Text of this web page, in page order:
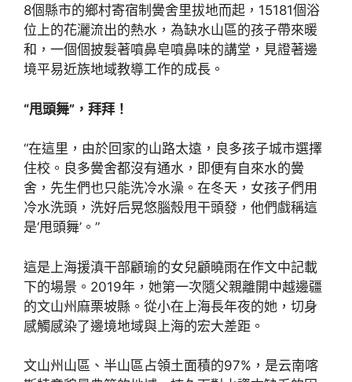
8個縣市的鄉村寄宿制黌舍里拔地而起，15181個浴
位上的花灑流出的熱水，為缺水山區的孩子帶來暖
和，一個個披髮著噴鼻皂噴鼻味的講堂，見證著邊
境平易近族地域教導工作的成長。
“甩頭舞”，拜拜！
“在這里，由於回家的山路太遠，良多孩子城市選擇
住校。良多黌舍都沒有通水，即便有自來水的黌
舍，先生們也只能洗冷水澡。在冬天，女孩子們用
冷水洗頭，洗好后晃悠腦殼甩干頭發，他們戲稱這
是‘甩頭舞’。”
這是上海援滇干部顧瑜的女兒顧曉雨在作文中記載
下的場景。2019年，她第一次隨父親離開中越邊疆
的文山州麻栗坡縣。從小在上海長年夜的她，切身
感觸感染了邊境地域與上海的宏大差距。
文山州山區、半山區占領土面積的97%，是云南喀